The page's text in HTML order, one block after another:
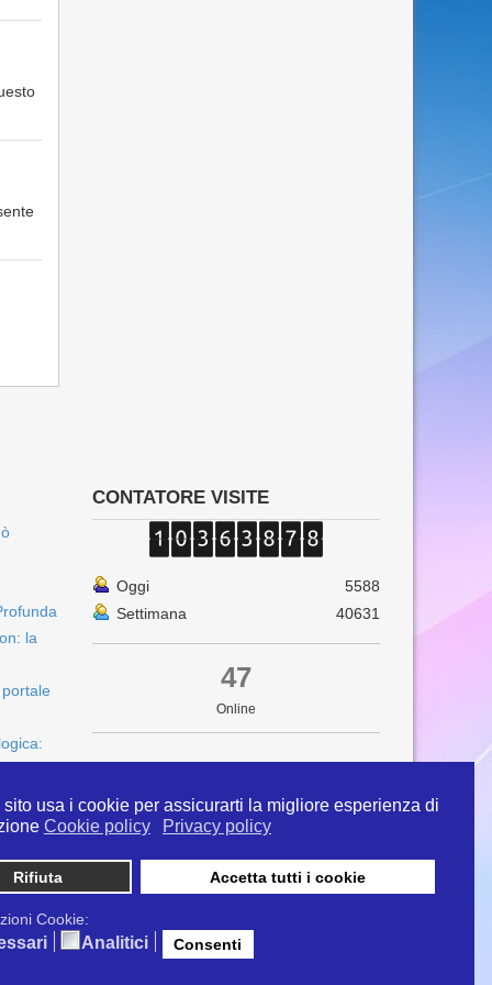
sito usa i cookie per assicurarti la migliore esperienza di
Cookie policy Privacy policy
Rifiuta Accetta tutti i cookie
Cookie:
Analitici Consenti
la
CONTATORE VISITE
Oggi
5588
Settimana
40631
47
Online
info@ipertermiaitalia.it tel. 331/9584817 . Il
clinici" - Delibera n. 129/2007